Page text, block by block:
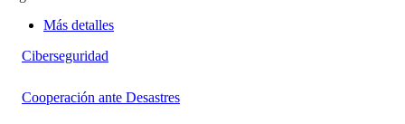
Más detalles
Ciberseguridad
Cooperación ante Desastres